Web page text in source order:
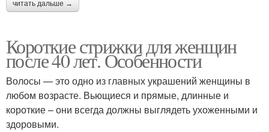
читать дальше →
Короткие стрижки для женщин
после 40 лет. Особенности
Волосы — это одно из главных украшений женщины в
любом возрасте. Вьющиеся и прямые, длинные и
короткие – они всегда должны выглядеть ухоженными и
здоровыми.